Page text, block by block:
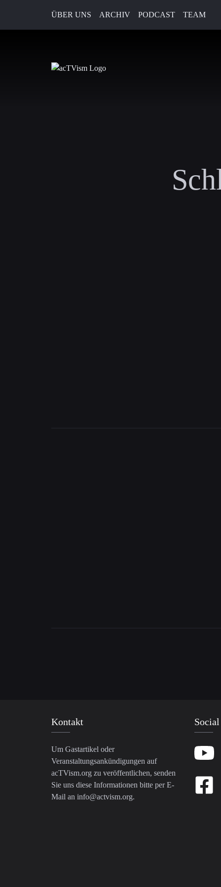
ÜBER UNS ARCHIV PODCAST TEAM
Kontakt
Um Gastartikel oder
Veranstaltungsankündigungen auf
acTVism.org zu veröffentlichen, senden
Sie uns diese Informationen bitte per E-
Mail an info@actvism.org.